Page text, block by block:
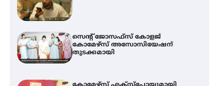
സെന്റ് ജോസഫ്സ് കോളജ്
കോമേഴ്‌സ് അസോസിയേഷന്
തുടക്കമായി